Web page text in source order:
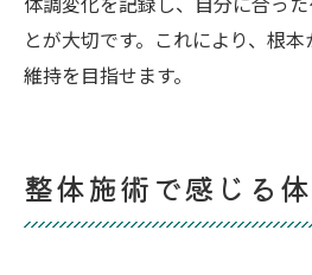
体調変化を記録し、自分に合っ
とが大切です。これにより、根
維持を目指せます。
整体施術で感じる